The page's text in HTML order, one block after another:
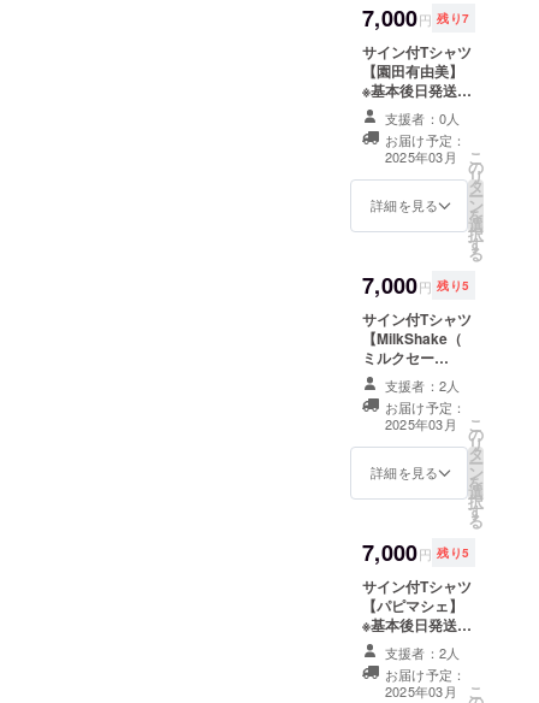
77 身幅 52 55
58 肩幅 46 50
54 袖丈 20 22
24 脇仕様 丸胴
仕様
7,000円 残り7
サイン付Tシャツ
【園田有由美】
※基本後日発送 ※
サイズM、L、
XLのみ ※宛名・
コメントの指定
はできません ※
各アーティスト
限定数 サイズ M
52 55 58 肩幅
46 50 54 袖丈
20 22 24 脇仕様
丸胴仕様
支援者：0人
お届け予定：
2025年03月
詳細を見る
こ
の
リ
タ
ー
ン
を
選
択
す
る
7,000円 残り5
サイン付Tシャツ
【MilkShake（
ミルクセー
キ）】 ※基本後
日発送 ※サイズ
M、L、XLのみ ※
宛名・コメント
の指定はできま
せん ※各アー
05 身丈 69 73
77 身幅 52 55
58 肩幅 46 50
54 袖丈 20 22
24 脇仕様 丸胴
仕様
支援者：2人
お届け予定：
2025年03月
詳細を見る
こ
の
リ
タ
ー
ン
を
選
択
す
る
7,000円 残り5
サイン付Tシャツ
【パピマシェ】
※基本後日発送 ※
サイズM、L、
XLのみ ※宛名・
コメントの指定
支援者：2人
お届け予定：
2025年03月
こ